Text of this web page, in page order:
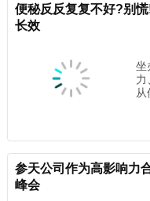
便秘反反复复不好?别
长效
坐
力
从
参天公司作为高影响力
峰会